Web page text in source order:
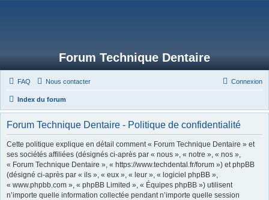
Forum Technique Dentaire
FAQ Nous contacter Connexion
Index du forum
Forum Technique Dentaire - Politique de confidentialité
Cette politique explique en détail comment « Forum Technique Dentaire » et
ses sociétés affiliées (désignés ci-après par « nous », « notre », « nos »,
« Forum Technique Dentaire », « https://www.techdental.fr/forum ») et phpBB
(désigné ci-après par « ils », « eux », « leur », « logiciel phpBB »,
« www.phpbb.com », « phpBB Limited », « Équipes phpBB ») utilisent
n’importe quelle information collectée pendant n’importe quelle session